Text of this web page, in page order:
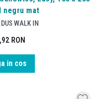
negru mat
WALK IN
RON
in cos